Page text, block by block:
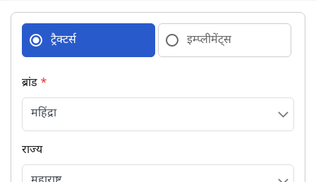
ट्रैक्टर्स इम्प्लीमेंट्स
ब्रांड *
राज्य